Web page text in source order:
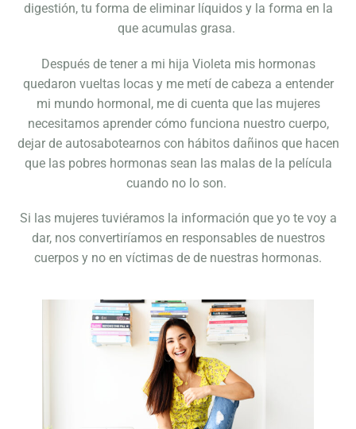
digestión, tu forma de eliminar líquidos y la forma en la
que acumulas grasa.
Después de tener a mi hija Violeta mis hormonas
quedaron vueltas locas y me metí de cabeza a entender
mi mundo hormonal, me di cuenta que las mujeres
necesitamos aprender cómo funciona nuestro cuerpo,
dejar de autosabotearnos con hábitos dañinos que hacen
que las pobres hormonas sean las malas de la película
cuando no lo son.
Si las mujeres tuviéramos la información que yo te voy a
dar, nos convertiríamos en responsables de nuestros
cuerpos y no en víctimas de de nuestras hormonas.